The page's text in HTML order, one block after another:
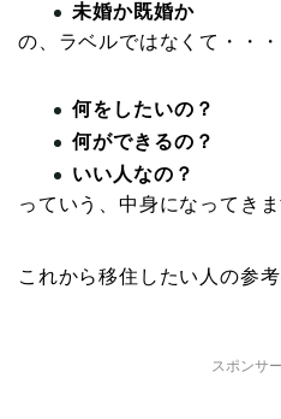
未婚か既婚か
の、ラベルではなくて・・・
何をしたいの？
何ができるの？
いい人なの？
っていう、中身になってきま
これから移住したい人の参
スポンサ